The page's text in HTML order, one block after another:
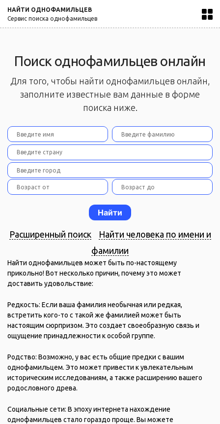
НАЙТИ ОДНОФАМИЛЬЦЕВ
Сервис поиска однофамильцев
Поиск однофамильцев онлайн
Для того, чтобы найти однофамильцев онлайн,
заполните известные вам данные в форме
поиска ниже.
Расширенный поиск
Найти человека по имени и
фамилии
Найти однофамильцев может быть по-настоящему
прикольно! Вот несколько причин, почему это может
доставить удовольствие:
Редкость: Если ваша фамилия необычная или редкая,
встретить кого-то с такой же фамилией может быть
настоящим сюрпризом. Это создает своеобразную связь и
ощущение принадлежности к особой группе.
Родство: Возможно, у вас есть общие предки с вашим
однофамильцем. Это может привести к увлекательным
историческим исследованиям, а также расширению вашего
родословного древа.
Социальные сети: В эпоху интернета нахождение
однофамильцев стало гораздо проще. Вы можете